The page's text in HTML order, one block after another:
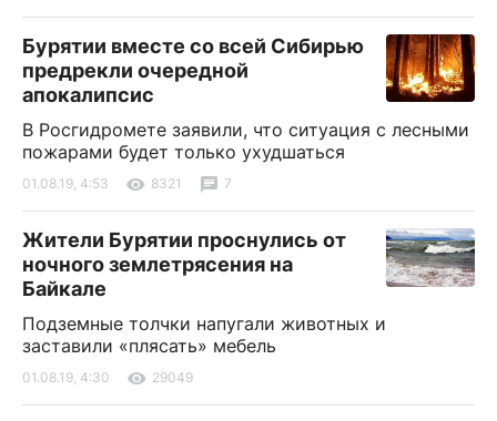
Бурятии вместе со всей Сибирью
предрекли очередной
апокалипсис
В Росгидромете заявили, что ситуация с лесными
пожарами будет только ухудшаться
01.08.19, 4:53 8321 7
Жители Бурятии проснулись от
ночного землетрясения на
Байкале
Подземные толчки напугали животных и
заставили «плясать» мебель
01.08.19, 4:30 29049